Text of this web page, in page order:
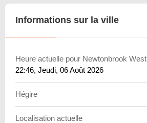
Informations sur la ville
Heure actuelle pour Newtonbrook West
22:46, Jeudi, 06 Août 2026
Hégire
Localisation actuelle